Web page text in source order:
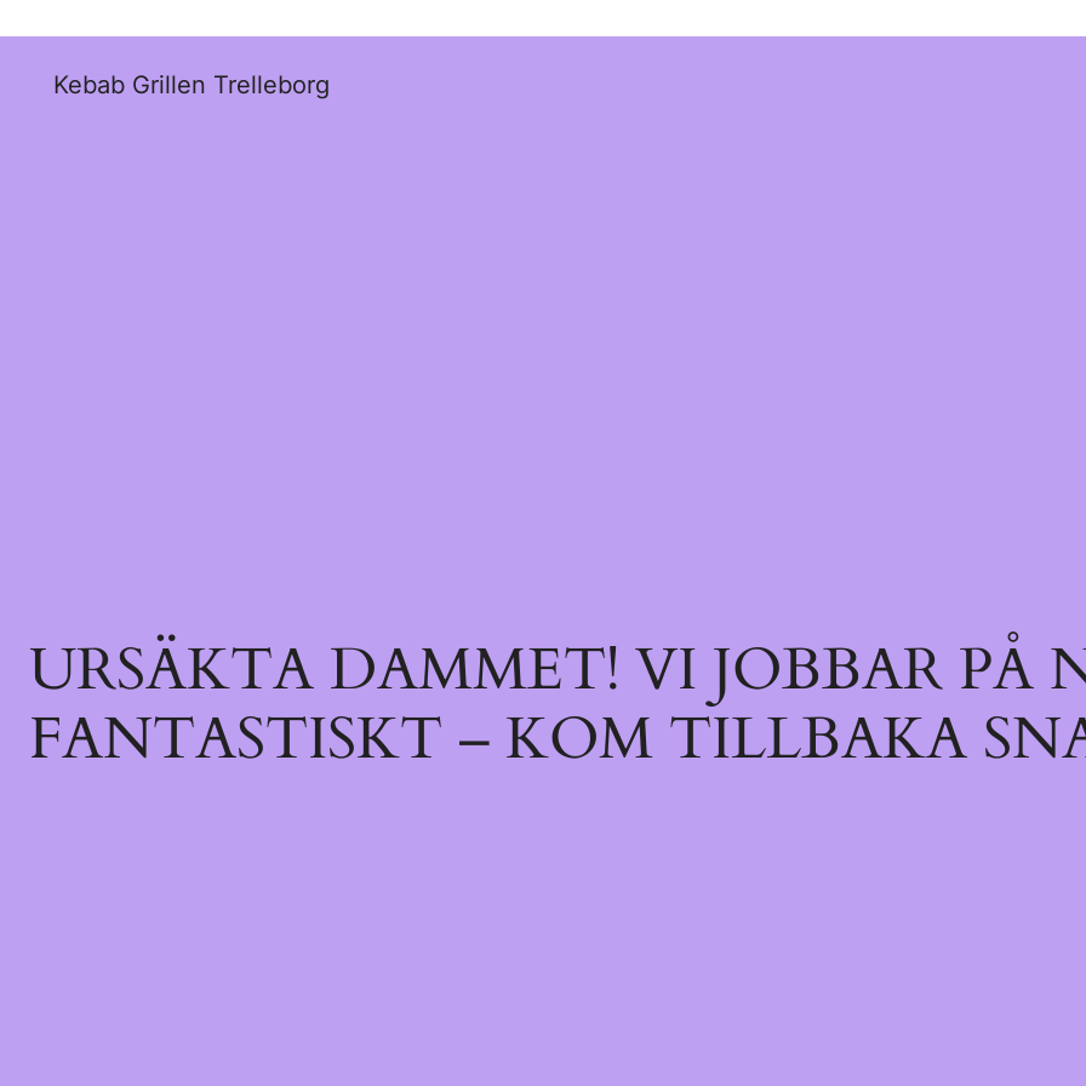
Kebab Grillen Trelleborg
URSÄKTA DAMMET! VI JOBBAR PÅ
FANTASTISKT – KOM TILLBAKA